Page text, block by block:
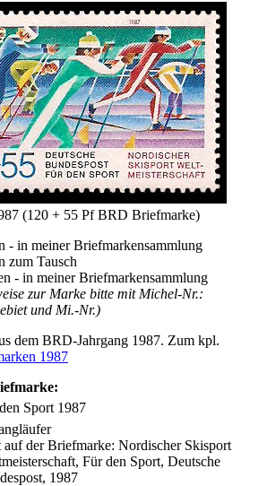
(120 + 55 Pf BRD Briefmarke)
zur Marke bitte mit Michel-Nr.:
und Mi.-Nr.)
dem BRD-Jahrgang 1987. Zum kpl.
1987
Sport 1987
auf der Briefmarke: Nordischer Skisport
Für den Sport, Deutsche
1987